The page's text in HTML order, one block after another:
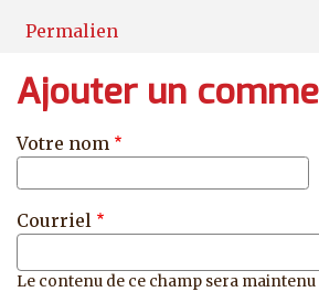
Permalien
Ajouter un
Votre nom
Courriel
Le contenu de ce champ sera